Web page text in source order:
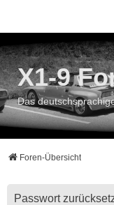
X1-9
Das
Foren-Übersicht
Passwort